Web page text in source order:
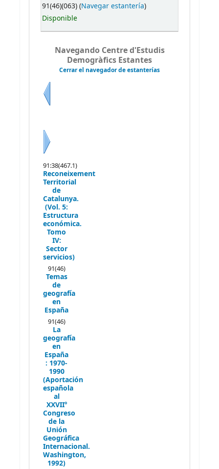
91(46)(063) (Navegar estantería)
Disponible
Navegando Centre d'Estudis
Demogràfics Estantes
Cerrar el navegador de estanterías
91:38(467.1)
Reconeixement
Territorial
de
Catalunya.
(Vol. 5:
Estructura
económica.
Tomo
IV:
Sector
servicios)
91(46)
Temas
de
geografía
en
España
91(46)
La
geografía
en
España
: 1970-
1990
(Aportación
española
al
XXVIIº
Congreso
de la
Unión
Geográfica
Internacional.
Washington,
1992)